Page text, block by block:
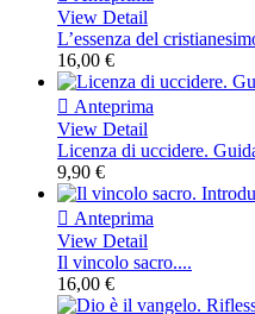
View Detail
L’essenza del
16,00 €
 Anteprima
View Detail
Licenza di uccidere.
9,90 €
 Anteprima
View Detail
Il vincolo sacro....
16,00 €